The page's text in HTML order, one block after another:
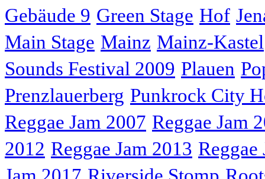
Gebäude 9 Green Stage Hof
Main Stage Mainz Mainz-Kastel
Sounds Festival 2009 Plauen
Prenzlauerberg Punkrock City
Reggae Jam 2007 Reggae Jam
2012 Reggae Jam 2013 Reggae